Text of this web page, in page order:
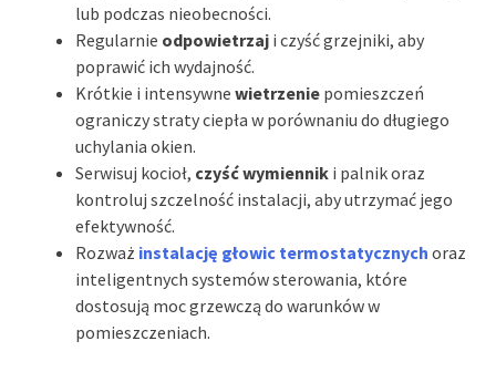
lub podczas nieobecności.
Regularnie odpowietrzaj i czyść grzejniki, aby
poprawić ich wydajność.
Krótkie i intensywne wietrzenie pomieszczeń
ograniczy straty ciepła w porównaniu do długiego
uchylania okien.
Serwisuj kocioł, czyść wymiennik i palnik oraz
kontroluj szczelność instalacji, aby utrzymać jego
efektywność.
Rozważ instalację głowic termostatycznych oraz
inteligentnych systemów sterowania, które
dostosują moc grzewczą do warunków w
pomieszczeniach.